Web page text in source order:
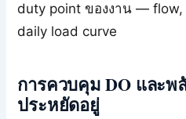
duty point ของงาน — flow,
daily load curve
การควบคุม DO และพ
ประหยัดอยู่